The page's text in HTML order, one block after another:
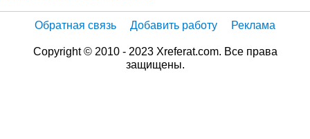
Обратная связь Добавить работу Реклама
Copyright © 2010 - 2023 Xreferat.com. Все права
защищены.